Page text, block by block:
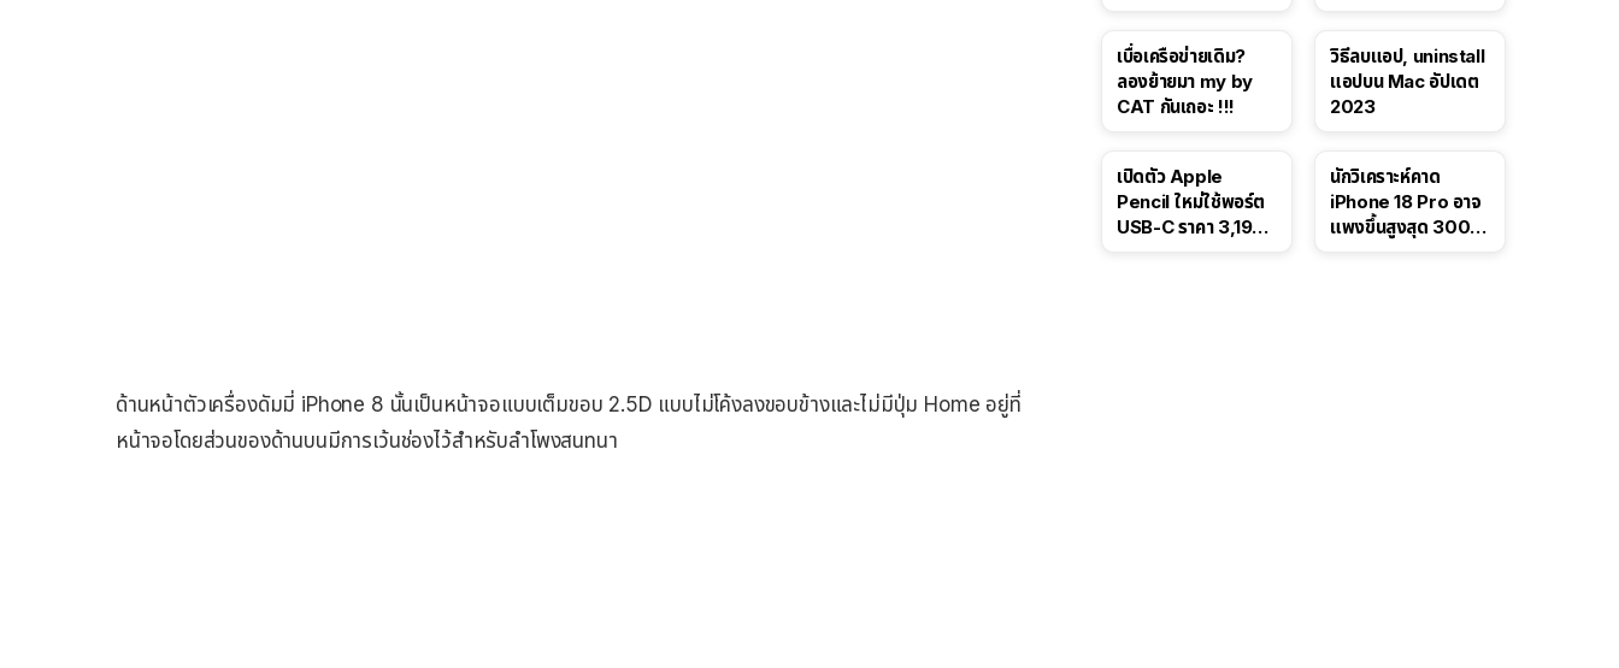
ด้านหน้าตัวเครื่องดัมมี่ iPhone 8 นั้นเป็นหน้าจอแบบเต็มขอบ 2.5D แบบไม่โค้งลงขอบข้างและไม่มีปุ่ม Home อยู่ที่
หน้าจอโดยส่วนของด้านบนมีการเว้นช่องไว้สำหรับลำโพงสนทนา
เบื่อเครือข่ายเดิม?
ลองย้ายมา my by
CAT กันเถอะ !!!
วิธีลบแอป, uninstall
แอปบน Mac อัปเดต
2023
เปิดตัว Apple
Pencil ใหม่ใช้พอร์ต
USB-C ราคา 3,190
นักวิเคราะห์คาด
iPhone 18 Pro อาจ
แพงขึ้นสูงสุด 300